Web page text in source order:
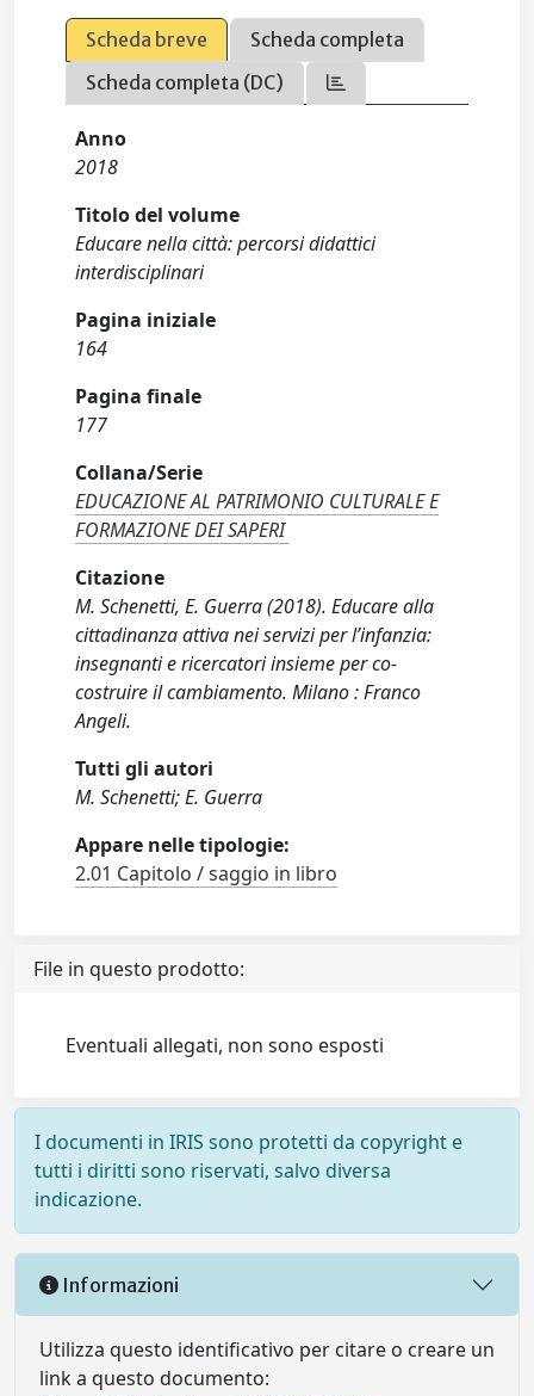
Scheda breve
Scheda completa
Scheda completa (DC)
Anno
2018
Titolo del volume
Educare nella città: percorsi didattici
interdisciplinari
Pagina iniziale
164
Pagina finale
177
Collana/Serie
EDUCAZIONE AL PATRIMONIO CULTURALE E
FORMAZIONE DEI SAPERI
Citazione
M. Schenetti, E. Guerra (2018). Educare alla
cittadinanza attiva nei servizi per l’infanzia:
insegnanti e ricercatori insieme per co-
costruire il cambiamento. Milano : Franco
Angeli.
Tutti gli autori
M. Schenetti; E. Guerra
Appare nelle tipologie:
2.01 Capitolo / saggio in libro
File in questo prodotto:
Eventuali allegati, non sono esposti
I documenti in IRIS sono protetti da copyright e
tutti i diritti sono riservati, salvo diversa
indicazione.
Informazioni
Utilizza questo identificativo per citare o creare un
link a questo documento: